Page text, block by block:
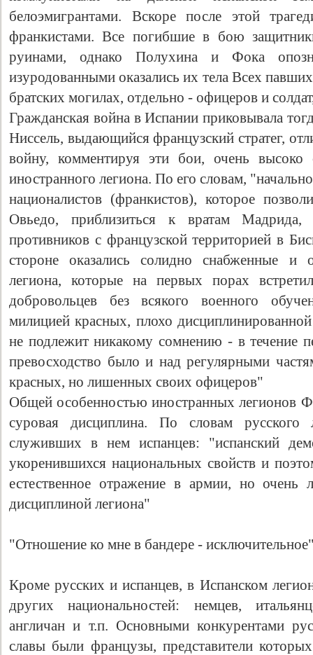
белоэмигрантами. Вскоре после этой
франкистами. Все погибшие в бою
руинами, однако Полухина и Фока
изуродованными оказались их тела Всех
братских могилах, отдельно - офицеров и
Гражданская война в Испании приковывала
Ниссель, выдающийся французский стратег,
войну, комментируя эти бои, очень высоко
иностранного легиона. По его словам,
националистов (франкистов), которое
Овьедо, приблизиться к вратам Мадрида,
противников с французской территорией в
стороне оказались солидно снабженные и
легиона, которые на первых порах
добровольцев без всякого военного
милицией красных, плохо
не подлежит никакому сомнению - в течение
превосходство было и над регулярными
красных, но лишенных своих офицеров"
Общей особенностью иностранных легионов
суровая дисциплина. По словам
служивших в нем испанцев: "испанский
укоренившихся национальных свойств и
естественное отражение в армии, но очень
дисциплиной легиона"
"Отношение ко мне в бандере -
Кроме русских и испанцев, в Испанском
других национальностей: немцев,
англичан и т.п. Основными конкурентами
славы были французы, представители